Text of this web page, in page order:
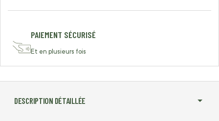
PAIEMENT SÉCURISÉ
Et en plusieurs fois
DESCRIPTION DÉTAILLÉE